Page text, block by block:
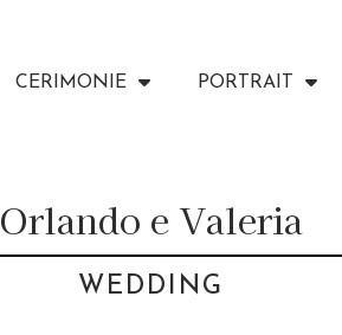
CERIMONIE PORTRAIT
Orlando e Valeria
WEDDING